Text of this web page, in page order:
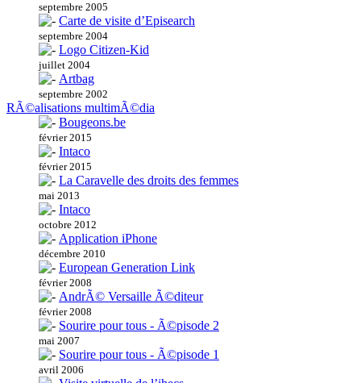
septembre 2005
Carte de visite d’Episearch
septembre 2004
Logo Citizen-Kid
juillet 2004
Artbag
septembre 2002
RÃ©alisations multimÃ©dia
Bougeons.be
février 2015
Intaco
février 2015
La Caravelle des droits des femmes
mai 2013
Intaco
octobre 2012
Application iPhone
décembre 2010
European Generation Link
février 2008
AndrÃ© Versaille Ã©diteur
février 2008
Sourire pour tous - Ã©pisode 2
mai 2007
Sourire pour tous - Ã©pisode 1
avril 2006